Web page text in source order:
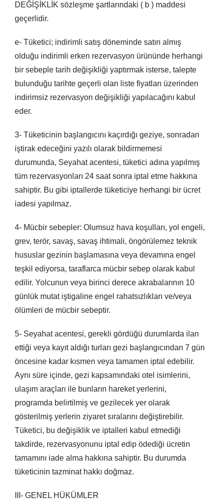
DEĞİŞİKLİK sözleşme şartlarındaki ( b ) maddesi
geçerlidir.
e- Tüketici; indirimli satış döneminde satın almış
olduğu indirimli erken rezervasyon ürününde herhangi
bir sebeple tarih değişikliği yaptırmak isterse, talepte
bulunduğu tarihte geçerli olan liste fiyatları üzerinden
indirimsiz rezervasyon değişikliği yapılacağını kabul
eder.
3- Tüketicinin başlangıcını kaçırdığı geziye, sonradan
iştirak edeceğini yazılı olarak bildirmemesi
durumunda, Seyahat acentesi, tüketici adına yapılmış
tüm rezervasyonları 24 saat sonra iptal etme hakkına
sahiptir. Bu gibi iptallerde tüketiciye herhangi bir ücret
iadesi yapılmaz.
4- Mücbir sebepler: Olumsuz hava koşulları, yol engeli,
grev, terör, savaş, savaş ihtimali, öngörülemez teknik
hususlar gezinin başlamasına veya devamına engel
teşkil ediyorsa, taraflarca mücbir sebep olarak kabul
edilir. Yolcunun veya birinci derece akrabalarının 10
günlük mutat iştigaline engel rahatsızlıkları ve/veya
ölümleri de mücbir sebeptir.
5- Seyahat acentesi, gerekli gördüğü durumlarda ilan
ettiği veya kayıt aldığı turları gezi başlangıcından 7 gün
öncesine kadar kısmen veya tamamen iptal edebilir.
Aynı süre içinde, gezi kapsamındaki otel isimlerini,
ulaşım araçları ile bunların hareket yerlerini,
programda belirtilmiş ve gezilecek yer olarak
gösterilmiş yerlerin ziyaret sıralarını değiştirebilir.
Tüketici, bu değişiklik ve iptalleri kabul etmediği
takdirde, rezervasyonunu iptal edip ödediği ücretin
tamamını iade alma hakkına sahiptir. Bu durumda
tüketicinin tazminat hakkı doğmaz.
III- GENEL HÜKÜMLER